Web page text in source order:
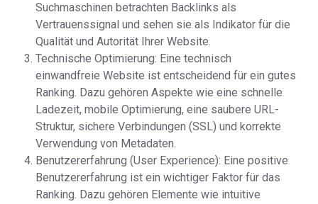
Suchmaschinen betrachten Backlinks als
Vertrauenssignal und sehen sie als Indikator für die
Qualität und Autorität Ihrer Website.
Technische Optimierung: Eine technisch
einwandfreie Website ist entscheidend für ein gutes
Ranking. Dazu gehören Aspekte wie eine schnelle
Ladezeit, mobile Optimierung, eine saubere URL-
Struktur, sichere Verbindungen (SSL) und korrekte
Verwendung von Metadaten.
Benutzererfahrung (User Experience): Eine positive
Benutzererfahrung ist ein wichtiger Faktor für das
Ranking. Dazu gehören Elemente wie intuitive